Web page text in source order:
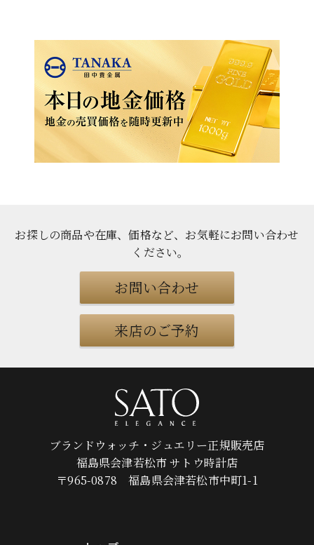
お探しの商品や在庫、価格など、お気軽にお問い合わせ
ください。
お問い合わせ
来店のご予約
ブランドウォッチ・ジュエリー正規販売店
福島県会津若松市 サトウ時計店
〒965-0878 福島県会津若松市中町1-1